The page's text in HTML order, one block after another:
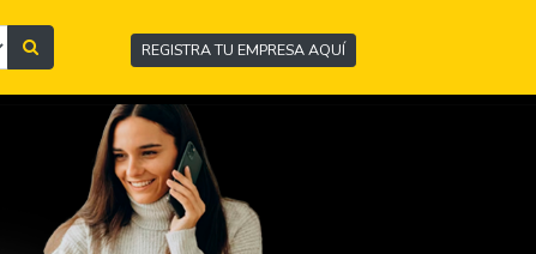
REGISTRA TU EMPRESA AQUÍ